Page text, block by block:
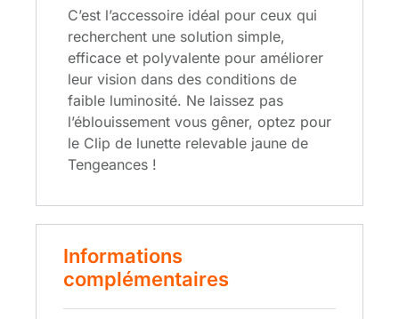
C’est l’accessoire idéal pour ceux qui
recherchent une solution simple,
efficace et polyvalente pour améliorer
leur vision dans des conditions de
faible luminosité. Ne laissez pas
l’éblouissement vous gêner, optez pour
le Clip de lunette relevable jaune de
Tengeances !
Informations
complémentaires